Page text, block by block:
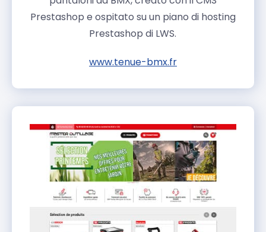
Prestashop e ospitato su un piano di hosting
Prestashop di LWS.
www.tenue-bmx.fr